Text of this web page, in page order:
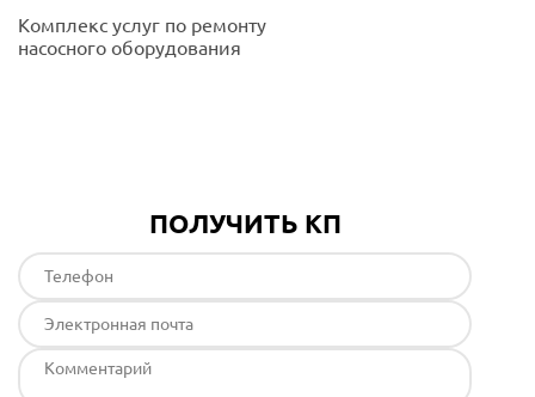
Комплекс услуг по ремонту
насосного оборудования
ПОЛУЧИТЬ КП